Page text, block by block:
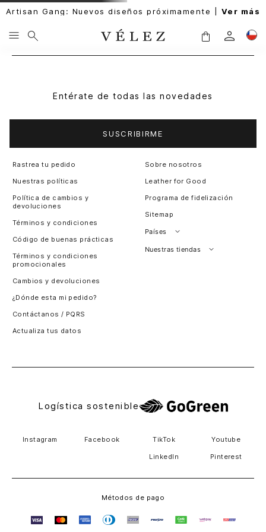
Artisan Gang: Nuevos diseños próximamente | Ver más
Entérate de todas las novedades
SUSCRIBIRME
Rastrea tu pedido
Nuestras políticas
Política de cambios y
devoluciones
Términos y condiciones
Código de buenas prácticas
Términos y condiciones
promocionales
Cambios y devoluciones
¿Dónde esta mi pedido?
Contáctanos / PQRS
Actualiza tus datos
Sobre nosotros
Leather for Good
Programa de fidelización
Sitemap
Países
Perú
Nuestras tiendas
Logística sostenible
Instagram Facebook TikTok Youtube
LinkedIn Pinterest
Métodos de pago